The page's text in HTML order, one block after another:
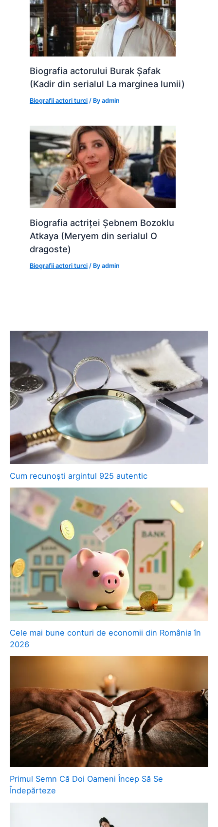
Biografia actorului Burak Șafak
(Kadir din serialul La marginea lumii)
Biografii actori turci / Byadmin
Biografia actriței Șebnem Bozoklu
Atkaya (Meryem din serialul O
dragoste)
Biografii actori turci / Byadmin
Cum recunoști argintul 925 autentic
Cele mai bune conturi de economii din România în
2026
Primul Semn Că Doi Oameni Încep Să Se
Îndepărteze